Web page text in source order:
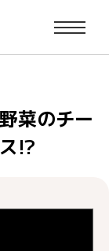
菜のチー
!?